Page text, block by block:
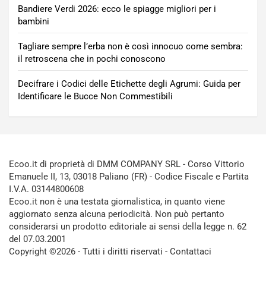
Bandiere Verdi 2026: ecco le spiagge migliori per i
bambini
Tagliare sempre l’erba non è così innocuo come sembra:
il retroscena che in pochi conoscono
Decifrare i Codici delle Etichette degli Agrumi: Guida per
Identificare le Bucce Non Commestibili
Ecoo.it di proprietà di DMM COMPANY SRL - Corso Vittorio
Emanuele II, 13, 03018 Paliano (FR) - Codice Fiscale e Partita
I.V.A. 03144800608
Ecoo.it non è una testata giornalistica, in quanto viene
aggiornato senza alcuna periodicità. Non può pertanto
considerarsi un prodotto editoriale ai sensi della legge n. 62
del 07.03.2001
Copyright ©2026 - Tutti i diritti riservati - Contattaci